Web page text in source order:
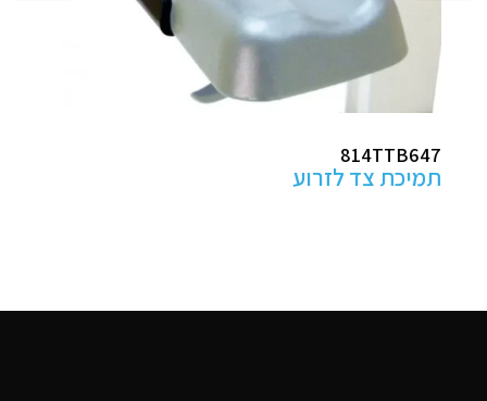
ABHP100
מגני עקב למניעת פצעי לחץ